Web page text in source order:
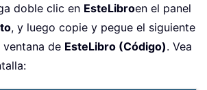
doble clic en EsteLibroen el panel
, y luego copie y pegue el siguiente
de EsteLibro (Código). Vea